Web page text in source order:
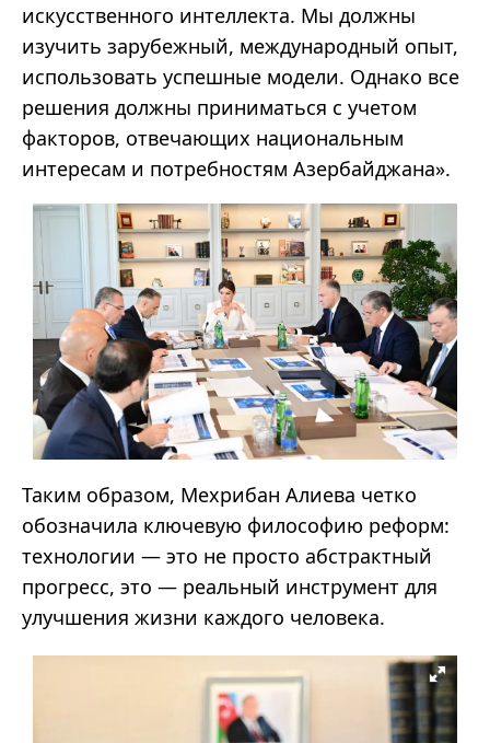
искусственного интеллекта. Мы должны
изучить зарубежный, международный опыт,
использовать успешные модели. Однако все
решения должны приниматься с учетом
факторов, отвечающих национальным
интересам и потребностям Азербайджана».
Таким образом, Мехрибан Алиева четко
обозначила ключевую философию реформ:
технологии — это не просто абстрактный
прогресс, это — реальный инструмент для
улучшения жизни каждого человека.